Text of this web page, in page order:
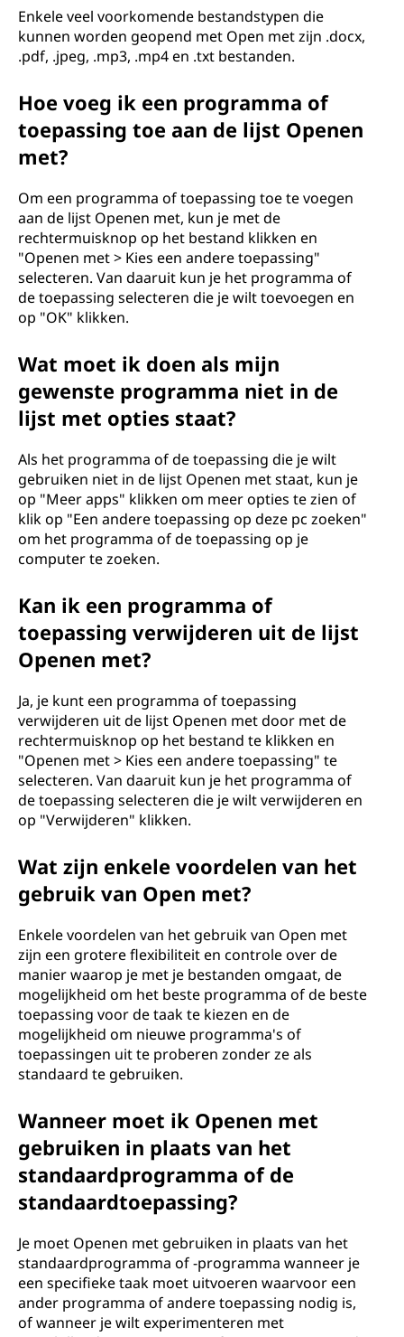
Enkele veel voorkomende bestandstypen die
kunnen worden geopend met Open met zijn .docx,
.pdf, .jpeg, .mp3, .mp4 en .txt bestanden.
Hoe voeg ik een programma of
toepassing toe aan de lijst Openen
met?
Om een programma of toepassing toe te voegen
aan de lijst Openen met, kun je met de
rechtermuisknop op het bestand klikken en
"Openen met > Kies een andere toepassing"
selecteren. Van daaruit kun je het programma of
de toepassing selecteren die je wilt toevoegen en
op "OK" klikken.
Wat moet ik doen als mijn
gewenste programma niet in de
lijst met opties staat?
Als het programma of de toepassing die je wilt
gebruiken niet in de lijst Openen met staat, kun je
op "Meer apps" klikken om meer opties te zien of
klik op "Een andere toepassing op deze pc zoeken"
om het programma of de toepassing op je
computer te zoeken.
Kan ik een programma of
toepassing verwijderen uit de lijst
Openen met?
Ja, je kunt een programma of toepassing
verwijderen uit de lijst Openen met door met de
rechtermuisknop op het bestand te klikken en
"Openen met > Kies een andere toepassing" te
selecteren. Van daaruit kun je het programma of
de toepassing selecteren die je wilt verwijderen en
op "Verwijderen" klikken.
Wat zijn enkele voordelen van het
gebruik van Open met?
Enkele voordelen van het gebruik van Open met
zijn een grotere flexibiliteit en controle over de
manier waarop je met je bestanden omgaat, de
mogelijkheid om het beste programma of de beste
toepassing voor de taak te kiezen en de
mogelijkheid om nieuwe programma's of
toepassingen uit te proberen zonder ze als
standaard te gebruiken.
Wanneer moet ik Openen met
gebruiken in plaats van het
standaardprogramma of de
standaardtoepassing?
Je moet Openen met gebruiken in plaats van het
standaardprogramma of -programma wanneer je
een specifieke taak moet uitvoeren waarvoor een
ander programma of andere toepassing nodig is,
of wanneer je wilt experimenteren met